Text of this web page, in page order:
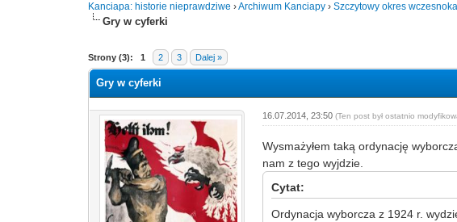
Kanciapa: historie nieprawdziwe ›Archiwum Kanciapy ›Szczytowy okres
Gry w cyferki
Strony (3): 1 2 3 Dalej »
Gry w cyferki
16.07.2014, 23:50(Ten post był ostatnio
Wysmażyłem taką ordynację
nam z tego wyjdzie.
Cytat:
Ordynacja wyborcza z 1924 r.